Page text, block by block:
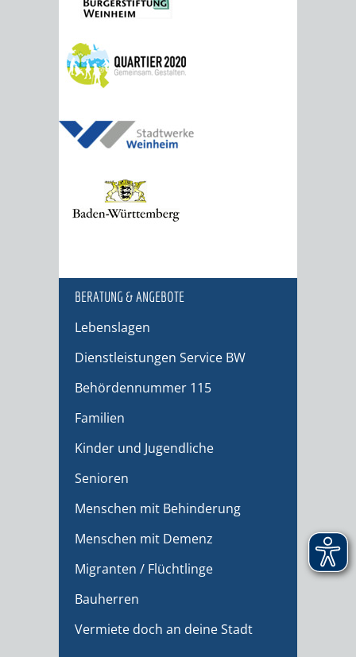
BERATUNG & ANGEBOTE
Lebenslagen
Dienstleistungen Service BW
Behördennummer 115
Familien
Kinder und Jugendliche
Senioren
Menschen mit Behinderung
Menschen mit Demenz
Migranten / Flüchtlinge
Bauherren
Vermiete doch an deine Stadt